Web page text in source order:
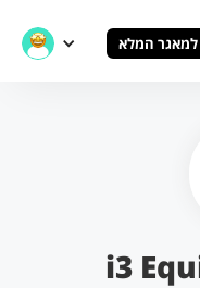
למאגר המלא
i3